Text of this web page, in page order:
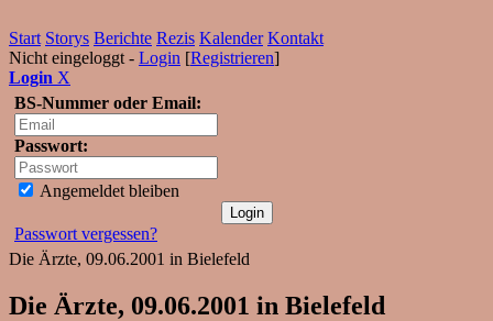
Start Storys Berichte Rezis Kalender Kontakt
Nicht eingeloggt - Login [Registrieren]
Login X
BS-Nummer oder Email:
Passwort:
Angemeldet bleiben
Passwort vergessen?
Die Ärzte, 09.06.2001 in Bielefeld
Die Ärzte, 09.06.2001 in Bielefeld